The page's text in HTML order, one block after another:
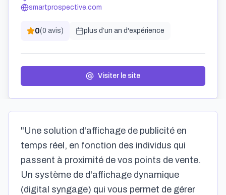
smartprospective.com
0(0 avis) plus d’un an d'expérience
Visiter le site
"Une solution d'affichage de publicité en
temps réel, en fonction des individus qui
passent à proximité de vos points de vente.
Un système de d'affichage dynamique
(digital syngage) qui vous permet de gérer